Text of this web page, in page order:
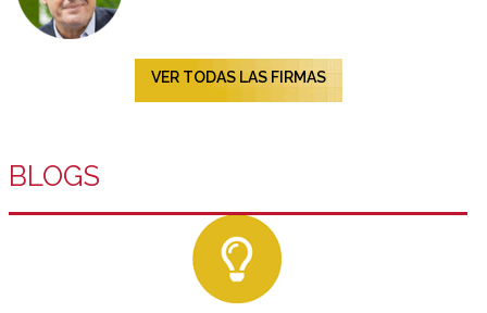
VER TODAS LAS FIRMAS
BLOGS